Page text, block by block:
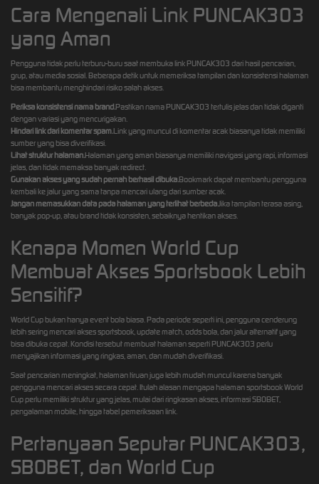
Cara Mengenali Link PUNCAK303
yang Aman
Pengguna tidak perlu terburu-buru saat membuka link PUNCAK303 dari hasil pencarian,
grup, atau media sosial. Beberapa detik untuk memeriksa tampilan dan konsistensi halaman
bisa membantu menghindari risiko salah akses.
Periksa konsistensi nama brand.Pastikan nama PUNCAK303 tertulis jelas dan tidak diganti
dengan variasi yang mencurigakan.
Hindari link dari komentar spam.Link yang muncul di komentar acak biasanya tidak memiliki
sumber yang bisa diverifikasi.
Lihat struktur halaman.Halaman yang aman biasanya memiliki navigasi yang rapi, informasi
jelas, dan tidak memaksa banyak redirect.
Gunakan akses yang sudah pernah berhasil dibuka.Bookmark dapat membantu pengguna
kembali ke jalur yang sama tanpa mencari ulang dari sumber acak.
Jangan memasukkan data pada halaman yang terlihat berbeda.Jika tampilan terasa asing,
banyak pop-up, atau brand tidak konsisten, sebaiknya hentikan akses.
Kenapa Momen World Cup
Membuat Akses Sportsbook Lebih
Sensitif?
World Cup bukan hanya event bola biasa. Pada periode seperti ini, pengguna cenderung
lebih sering mencari akses sportsbook, update match, odds bola, dan jalur alternatif yang
bisa dibuka cepat. Kondisi tersebut membuat halaman seperti PUNCAK303 perlu
menyajikan informasi yang ringkas, aman, dan mudah diverifikasi.
Saat pencarian meningkat, halaman tiruan juga lebih mudah muncul karena banyak
pengguna mencari akses secara cepat. Itulah alasan mengapa halaman sportsbook World
Cup perlu memiliki struktur yang jelas, mulai dari ringkasan akses, informasi SBOBET,
pengalaman mobile, hingga tabel pemeriksaan link.
Pertanyaan Seputar PUNCAK303,
SBOBET, dan World Cup